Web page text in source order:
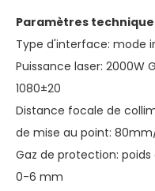
Paramètres
Type d'interface: mode
Puissance laser: 2000W
1080±20
Distance focale de
de mise au point:
Gaz de protection: poids
0-6 mm